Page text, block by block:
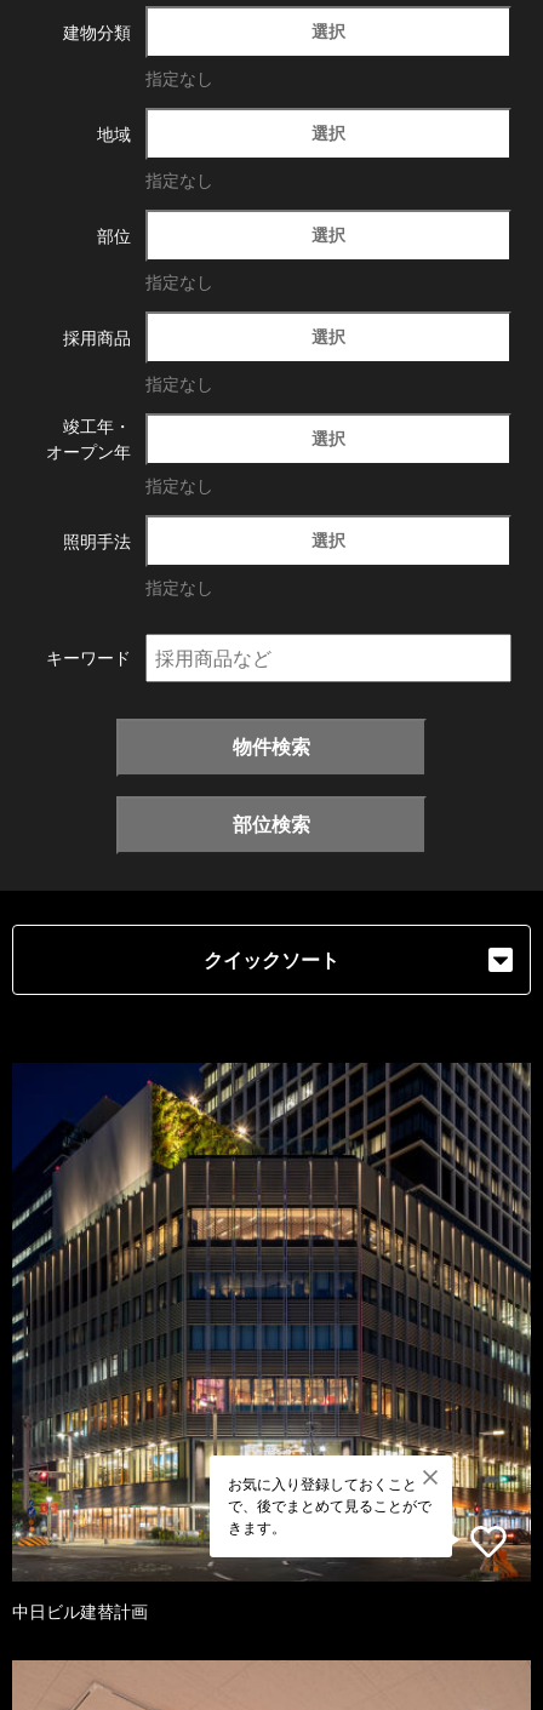
建物分類 選択
指定なし
地域 選択
指定なし
部位 選択
指定なし
採用商品 選択
指定なし
竣工年・
オープン年
選択
指定なし
照明手法 選択
指定なし
キーワード
物件検索
部位検索
クイックソート
お気に入り登録しておくこと
で、後でまとめて見ることがで
きます。
中日ビル建替計画